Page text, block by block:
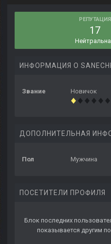
РЕПУТАЦИЯ
17
ИНФОРМАЦИЯ О
Звание Новичок
ДОПОЛНИТЕЛЬНАЯ
Пол Мужчина
ПОСЕТИТЕЛИ ПРОФИЛЯ
Блок последних
показывается другим